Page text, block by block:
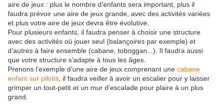
aire de jeux : plus le nombre d’enfants sera important, plus il
faudra prévoir une aire de jeux grande, avec des activités variées
et plus votre aire de jeux devra être évolutive.
Pour plusieurs enfants, il faudra penser à choisir une structure
avec des activités où jouer seul (balançoires par exemple) et
d’autres à faire ensemble (cabane, toboggan...). Il faudra aussi
que votre structure s’adapte à tous les âges.
Prenons l’exemple d’une aire de jeux comprenant une cabane
enfant sur pilotis , il faudra veiller à avoir un escalier pour y laisser
grimper un tout-petit et un mur d’escalade pour plaire à un plus
grand.